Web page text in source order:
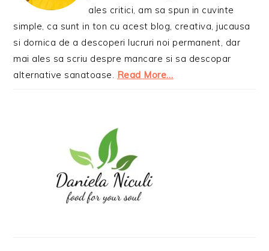
ales critici, am sa spun in cuvinte
simple, ca sunt in ton cu acest blog, creativa, jucausa
si dornica de a descoperi lucruri noi permanent, dar
mai ales sa scriu despre mancare si sa descopar
alternative sanatoase. Read More…